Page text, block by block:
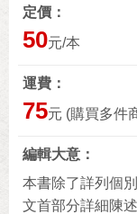
定價
50元/本
運費
75元 (購買多件
編輯大意
本書除了詳列個
文首部分詳細陳